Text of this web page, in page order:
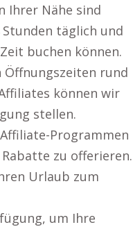
Ihrer Nähe sind
täglich und
buchen können.
Öffnungszeiten rund
können wir
stellen.
Programmen
zu offerieren.
Urlaub zum
um Ihre